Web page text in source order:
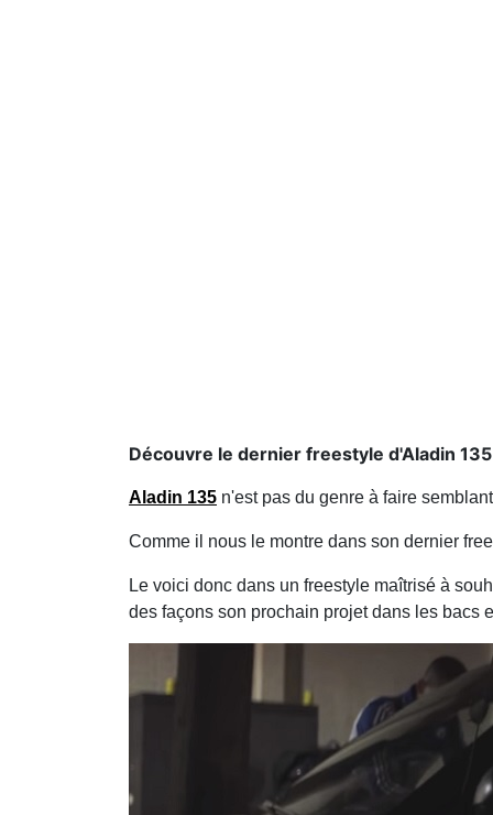
Découvre le dernier freestyle d'Aladin
Aladin 135n'est pas du genre à faire
Comme il nous le montre dans son dernier
capitale ne baisse jamais la garde.
Le voici donc dans un freestyle maîtrisé à
séquences différentes. De quoi teaser la